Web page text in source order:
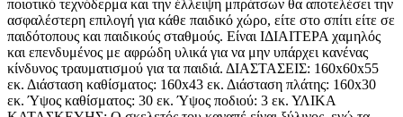
ποιοτικό τεχνόδερμα και την έλλειψη μπράτσων θα αποτελέσει την
ασφαλέστερη επιλογή για κάθε παιδικό χώρο, είτε στο σπίτι είτε σε
παιδότοπους και παιδικούς σταθμούς. Είναι ΙΔΙΑΙΤΕΡΑ χαμηλός
και επενδυμένος με αφρώδη υλικά για να μην υπάρχει κανένας
κίνδυνος τραυματισμού για τα παιδιά. ΔΙΑΣΤΑΣΕΙΣ: 160x60x55
εκ. Διάσταση καθίσματος: 160x43 εκ. Διάσταση πλάτης: 160x30
εκ. Ύψος καθίσματος: 30 εκ. Ύψος ποδιού: 3 εκ. ΥΛΙΚΑ